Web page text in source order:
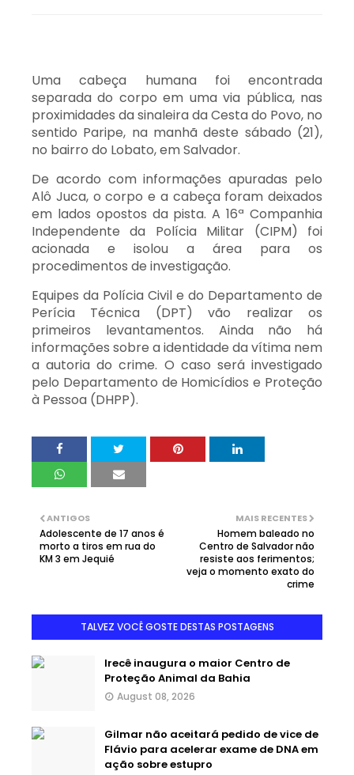
Uma cabeça humana foi encontrada
separada do corpo em uma via pública, nas
proximidades da sinaleira da Cesta do Povo, no
sentido Paripe, na manhã deste sábado (21),
no bairro do Lobato, em Salvador.
De acordo com informações apuradas pelo
Alô Juca, o corpo e a cabeça foram deixados
em lados opostos da pista. A 16ª Companhia
Independente da Polícia Militar (CIPM) foi
acionada e isolou a área para os
procedimentos de investigação.
Equipes da Polícia Civil e do Departamento de
Perícia Técnica (DPT) vão realizar os
primeiros levantamentos. Ainda não há
informações sobre a identidade da vítima nem
a autoria do crime. O caso será investigado
pelo Departamento de Homicídios e Proteção
à Pessoa (DHPP).
MAIS RECENTES
Homem baleado no
Centro de Salvador não
resiste aos ferimentos;
veja o momento exato do
crime
ANTIGOS
Adolescente de 17 anos é
morto a tiros em rua do
KM 3 em Jequié
TALVEZ VOCÊ GOSTE DESTAS POSTAGENS
Irecê inaugura o maior Centro de
Proteção Animal da Bahia
August 08, 2026
Gilmar não aceitará pedido de vice de
Flávio para acelerar exame de DNA em
ação sobre estupro